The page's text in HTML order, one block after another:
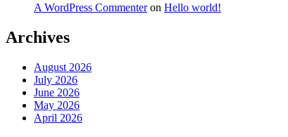
A WordPress Commenteron Hello world!
Archives
August 2026
July 2026
June 2026
May 2026
April 2026